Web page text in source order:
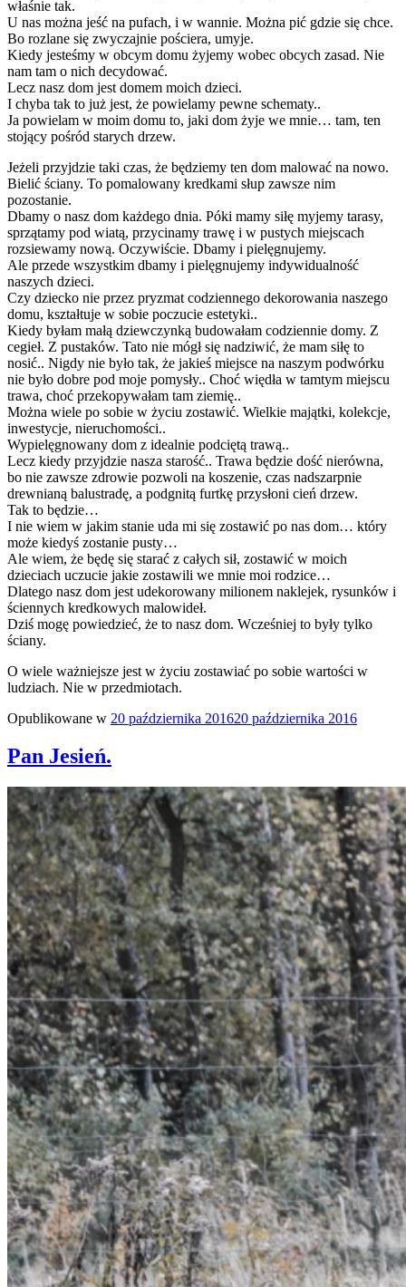
właśnie tak.
U nas można jeść na pufach, i w wannie. Można pić gdzie się chce.
Bo rozlane się zwyczajnie pościera, umyje.
Kiedy jesteśmy w obcym domu żyjemy wobec obcych zasad. Nie
nam tam o nich decydować.
Lecz nasz dom jest domem moich dzieci.
I chyba tak to już jest, że powielamy pewne schematy..
Ja powielam w moim domu to, jaki dom żyje we mnie… tam, ten
stojący pośród starych drzew.
Jeżeli przyjdzie taki czas, że będziemy ten dom malować na nowo.
Bielić ściany. To pomalowany kredkami słup zawsze nim
pozostanie.
Dbamy o nasz dom każdego dnia. Póki mamy siłę myjemy tarasy,
sprzątamy pod wiatą, przycinamy trawę i w pustych miejscach
rozsiewamy nową. Oczywiście. Dbamy i pielęgnujemy.
Ale przede wszystkim dbamy i pielęgnujemy indywidualność
naszych dzieci.
Czy dziecko nie przez pryzmat codziennego dekorowania naszego
domu, kształtuje w sobie poczucie estetyki..
Kiedy byłam małą dziewczynką budowałam codziennie domy. Z
cegieł. Z pustaków. Tato nie mógł się nadziwić, że mam siłę to
nosić.. Nigdy nie było tak, że jakieś miejsce na naszym podwórku
nie było dobre pod moje pomysły.. Choć więdła w tamtym miejscu
trawa, choć przekopywałam tam ziemię..
Można wiele po sobie w życiu zostawić. Wielkie majątki, kolekcje,
inwestycje, nieruchomości..
Wypielęgnowany dom z idealnie podciętą trawą..
Lecz kiedy przyjdzie nasza starość.. Trawa będzie dość nierówna,
bo nie zawsze zdrowie pozwoli na koszenie, czas nadszarpnie
drewnianą balustradę, a podgnitą furtkę przysłoni cień drzew.
Tak to będzie…
I nie wiem w jakim stanie uda mi się zostawić po nas dom… który
może kiedyś zostanie pusty…
Ale wiem, że będę się starać z całych sił, zostawić w moich
dzieciach uczucie jakie zostawili we mnie moi rodzice…
Dlatego nasz dom jest udekorowany milionem naklejek, rysunków i
ściennych kredkowych malowideł.
Dziś mogę powiedzieć, że to nasz dom. Wcześniej to były tylko
ściany.
O wiele ważniejsze jest w życiu zostawiać po sobie wartości w
ludziach. Nie w przedmiotach.
Opublikowane w 20 października 201620 października 2016
Pan Jesień.